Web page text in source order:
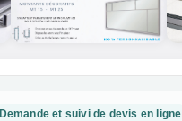
Demande et suivi de devis en ligne